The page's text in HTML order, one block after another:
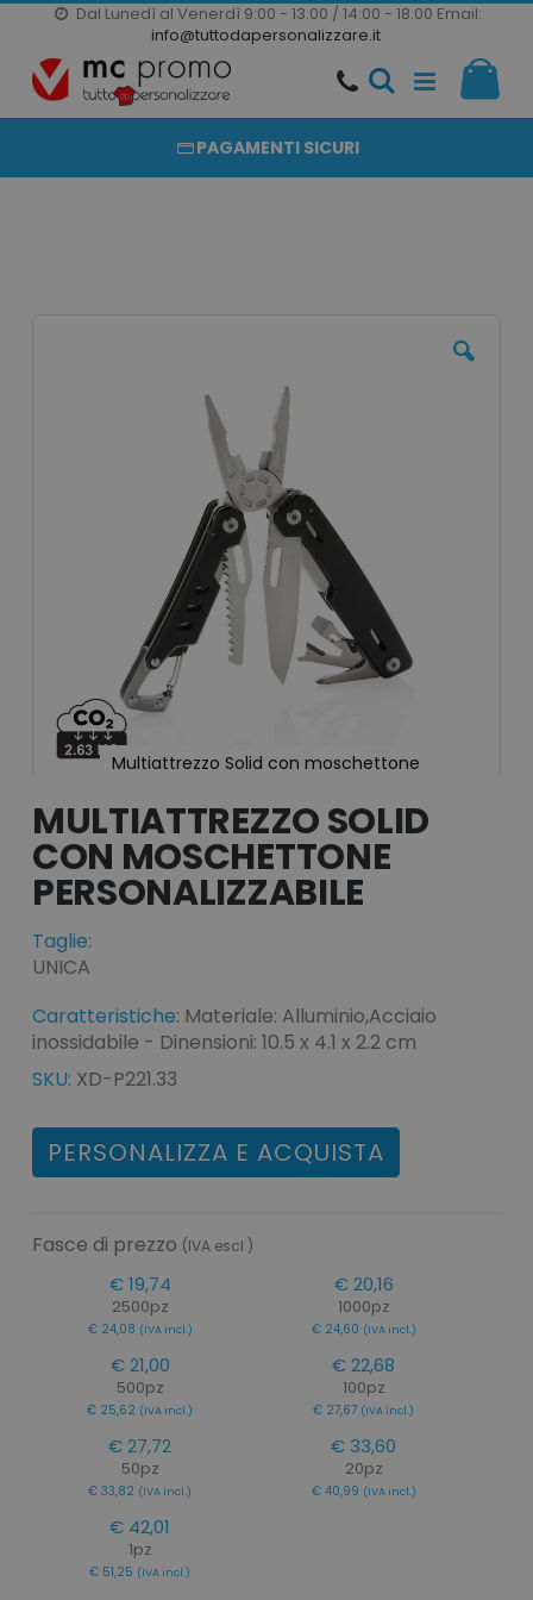
Dal Lunedì al Venerdì 9:00 - 13:00 / 14:00 - 18:00 Email:
info@tuttodapersonalizzare.it
Salta
al
contenuto
20000 PRODOTTI
PRODOTTI COMPLETAMENTE PERSONALIZZABILI
PAGAMENTI SICURI
Multiattrezzo Solid con moschettone
all'inizio
della
galleria
di
immagini
MULTIATTREZZO SOLID
CON MOSCHETTONE
Taglie:
UNICA
Caratteristiche: Materiale: Alluminio,Acciaio
inossidabile - Dinensioni: 10.5 x 4.1 x 2.2 cm
SKU: XD-P221.33
PERSONALIZZA E ACQUISTA
Fasce di prezzo (IVA escl.)
€ 19,74
2500pz
€ 24,08 (IVA incl.)
€ 20,16
1000pz
€ 24,60 (IVA incl.)
€ 21,00
500pz
€ 25,62 (IVA incl.)
€ 22,68
100pz
€ 27,67 (IVA incl.)
€ 27,72
50pz
€ 33,82 (IVA incl.)
€ 33,60
20pz
€ 40,99 (IVA incl.)
€ 42,01
1pz
€ 51,25 (IVA incl.)